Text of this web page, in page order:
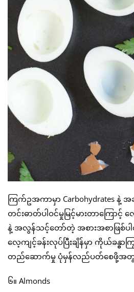
ကြက်ဥအကာမှာ Carbohydrates နဲ့
တင်းဓာတ်ပါဝင်မှုမြင့်မားတာကြော
နဲ့ အလွန်သင့်တော်တဲ့ အစားအစာဖြစ်
လေ့ကျင့်ခန်းလုပ်ပြီးချိန်မှာ ကိုယ်ခန္ဓာ
တည်ဆောက်မှု ပုံမှန်လည်ပတ်စေဖို့အတွ
၆။ Almonds